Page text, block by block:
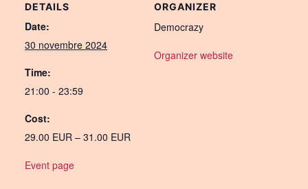
DETAILS
Date:
30 novembre 2024
Time:
21:00 - 23:59
Cost:
29.00 EUR – 31.00 EUR
Event page
ORGANIZER
Democrazy
Organizer website